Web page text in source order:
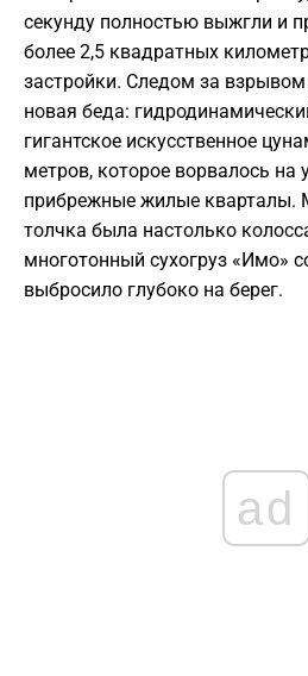
секунду полностью выжгли и
более 2,5 квадратных
застройки. Следом за
новая беда:
гигантское искусственное
метров, которое ворвалось на
прибрежные жилые кварталы.
толчка была настолько
многотонный сухогруз «Имо»
выбросило глубоко на берег.
ad